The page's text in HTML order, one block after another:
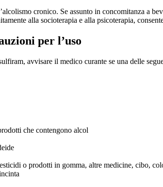
cronico. Se assunto in concomitanza a
alla socioterapia e alla psicoterapia,
per l’uso
avvisare il medico curante se una delle
che contengono alcol
o prodotti in gomma, altre medicine, cibo,